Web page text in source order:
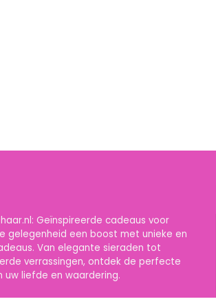
Geïnspireerde cadeaus voor
gelegenheid een boost met unieke en
Van elegante sieraden tot
verrassingen, ontdek de perfecte
uw liefde en waardering.